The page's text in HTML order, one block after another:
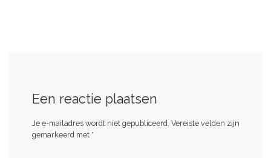
Een reactie plaatsen
Je e-mailadres wordt niet gepubliceerd. Vereiste velden zijn
gemarkeerd met *